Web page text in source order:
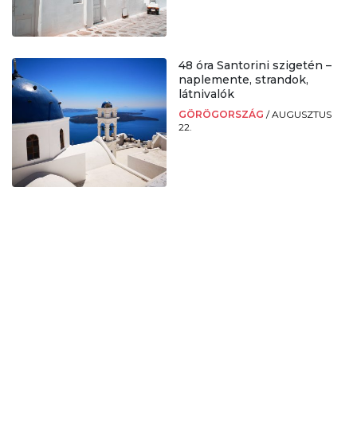
48 óra Santorini szigetén –
naplemente, strandok,
látnivalók
GÖRÖGORSZÁG /AUGUSZTUS
22.